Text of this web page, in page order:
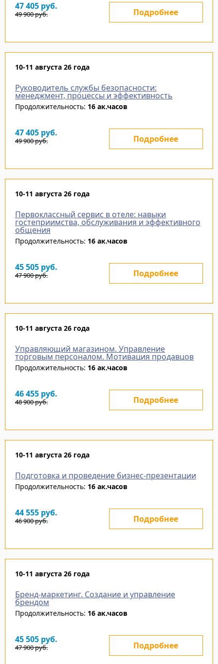
47 405 руб.
49 900руб. Подробнее
10-11 августа 26 года
Руководитель службы безопасности:
менеджмент, процессы и эффективность
Продолжительность: 16 ак.часов
47 405 руб.
49 900руб. Подробнее
10-11 августа 26 года
Первоклассный сервис в отеле: навыки
гостеприимства, обслуживания и эффективного
общения
Продолжительность: 16 ак.часов
45 505 руб.
47 900руб. Подробнее
10-11 августа 26 года
Управляющий магазином. Управление
торговым персоналом. Мотивация продавцов
Продолжительность: 16 ак.часов
46 455 руб.
48 900руб. Подробнее
10-11 августа 26 года
Подготовка и проведение бизнес-презентации
Продолжительность: 16 ак.часов
44 555 руб.
46 900руб. Подробнее
10-11 августа 26 года
Бренд-маркетинг. Создание и управление
брендом
Продолжительность: 16 ак.часов
45 505 руб.
47 900руб. Подробнее